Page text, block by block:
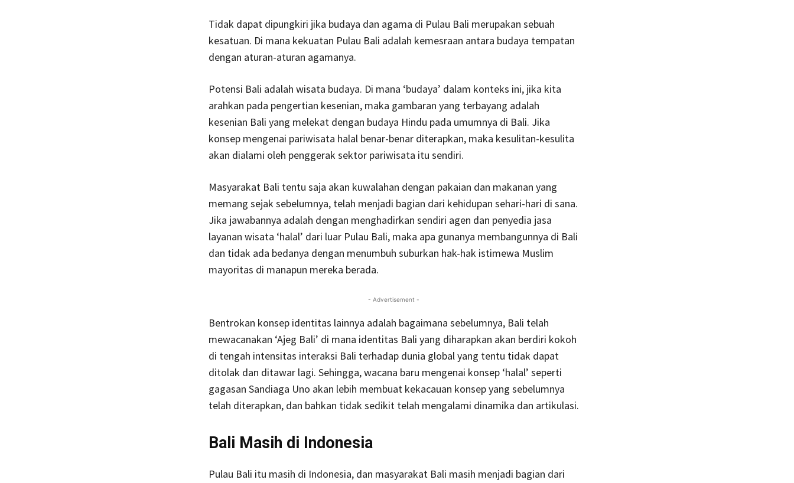
Tidak dapat dipungkiri jika budaya dan agama di Pulau Bali merupakan sebuah
kesatuan. Di mana kekuatan Pulau Bali adalah kemesraan antara budaya tempatan
dengan aturan-aturan agamanya.
Potensi Bali adalah wisata budaya. Di mana ‘budaya’ dalam konteks ini, jika kita
arahkan pada pengertian kesenian, maka gambaran yang terbayang adalah
kesenian Bali yang melekat dengan budaya Hindu pada umumnya di Bali. Jika
konsep mengenai pariwisata halal benar-benar diterapkan, maka kesulitan-kesulita
akan dialami oleh penggerak sektor pariwisata itu sendiri.
Masyarakat Bali tentu saja akan kuwalahan dengan pakaian dan makanan yang
memang sejak sebelumnya, telah menjadi bagian dari kehidupan sehari-hari di sana.
Jika jawabannya adalah dengan menghadirkan sendiri agen dan penyedia jasa
layanan wisata ‘halal’ dari luar Pulau Bali, maka apa gunanya membangunnya di Bali
dan tidak ada bedanya dengan menumbuh suburkan hak-hak istimewa Muslim
mayoritas di manapun mereka berada.
- Advertisement -
Bentrokan konsep identitas lainnya adalah bagaimana sebelumnya, Bali telah
mewacanakan ‘Ajeg Bali’ di mana identitas Bali yang diharapkan akan berdiri kokoh
di tengah intensitas interaksi Bali terhadap dunia global yang tentu tidak dapat
ditolak dan ditawar lagi. Sehingga, wacana baru mengenai konsep ‘halal’ seperti
gagasan Sandiaga Uno akan lebih membuat kekacauan konsep yang sebelumnya
telah diterapkan, dan bahkan tidak sedikit telah mengalami dinamika dan artikulasi.
Bali Masih di Indonesia
Pulau Bali itu masih di Indonesia, dan masyarakat Bali masih menjadi bagian dari